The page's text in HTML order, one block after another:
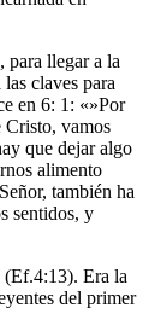
para llegar a la
claves para
en 6: 1: «»Por
Cristo, vamos
que dejar algo
alimento
también ha
sentidos, y
(Ef.4:13). Era la
del primer